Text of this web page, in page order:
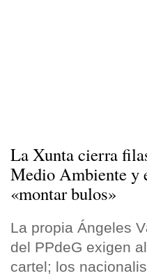
La Xunta cierra
Medio Ambiente y
«montar bulos»
La propia Ángeles
del PPdeG exigen
cartel; los